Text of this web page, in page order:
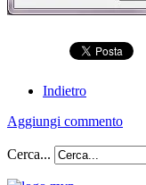
Indietro
Aggiungi commento
Cerca...